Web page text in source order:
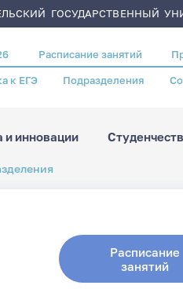
ГОСУДАРСТВЕННЫЙ
Расписание занятий
к ЕГЭ Подразделения
и инновации
Расписание
занятий